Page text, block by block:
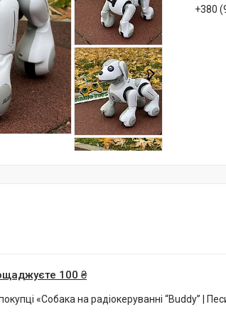
+380
100 ₴
«Собака на радіокеруванні “Buddy” |